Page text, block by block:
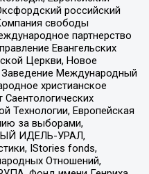
российский
свободы
партнерство
Евангельских
Церкви, Новое
Международный
христианское
Технологии, Европейская
за выборами,
ИДЕЛЬ-УРАЛ,
IStories fonds,
Отношений,